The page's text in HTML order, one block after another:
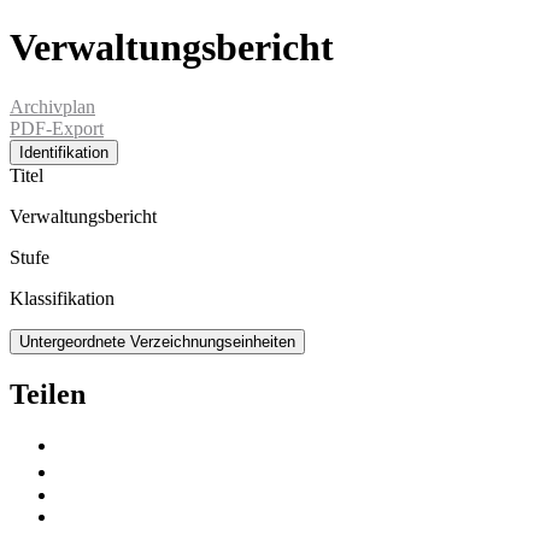
Verwaltungsbericht
Archivplan
PDF-Export
Identifikation
Titel
Verwaltungsbericht
Stufe
Klassifikation
Untergeordnete Verzeichnungseinheiten
Teilen